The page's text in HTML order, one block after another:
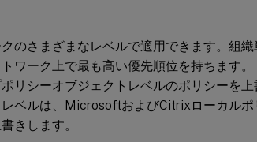
のさまざまなレベルで適用できます。組
ワーク上で最も高い優先順位を持ちます
リシーオブジェクトレベルのポリシーを
ベルは、MicrosoftおよびCitrixローカル
きします。